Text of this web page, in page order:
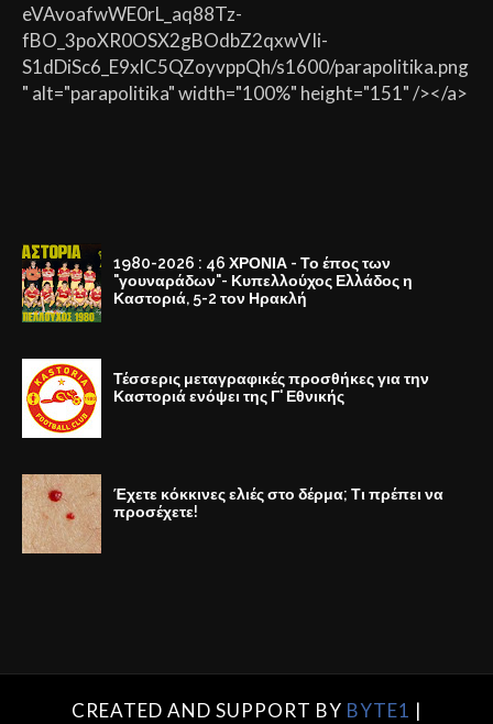
eVAvoafwWE0rL_aq88Tz-
fBO_3poXR0OSX2gBOdbZ2qxwVIi-
S1dDiSc6_E9xlC5QZoyvppQh/s1600/parapolitika.png
" alt="parapolitika" width="100%" height="151" /></a>
1980-2026 : 46 ΧΡΟΝΙΑ - Το έπος των
"γουναράδων"- Κυπελλούχος Ελλάδος η
Καστοριά, 5-2 τον Ηρακλή
Τέσσερις μεταγραφικές προσθήκες για την
Καστοριά ενόψει της Γ' Εθνικής
Έχετε κόκκινες ελιές στο δέρμα; Τι πρέπει να
προσέχετε!
CREATED AND SUPPORT BY BYTE1 |